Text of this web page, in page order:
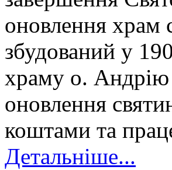
оновлення храм
збудований у
храму о. Андрію
оновлення
коштами та
Детальніше...